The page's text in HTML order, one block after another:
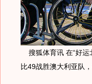
搜狐体育讯 在“好运
比49战胜澳大利亚队